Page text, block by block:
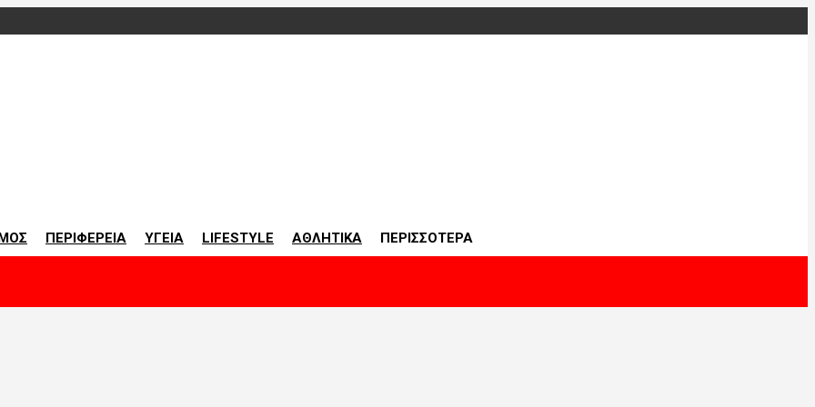
ΠΕΡΙΦΕΡΕΙΑ ΥΓΕΙΑ LIFESTYLE ΑΘΛΗΤΙΚΑ ΠΕΡΙΣΣΟΤΕΡΑ